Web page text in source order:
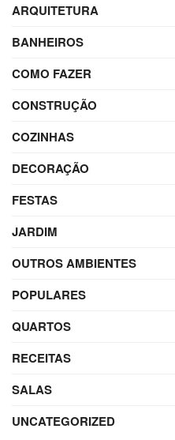
ARQUITETURA
BANHEIROS
COMO FAZER
CONSTRUÇÃO
COZINHAS
DECORAÇÃO
FESTAS
JARDIM
OUTROS AMBIENTES
POPULARES
QUARTOS
RECEITAS
SALAS
UNCATEGORIZED